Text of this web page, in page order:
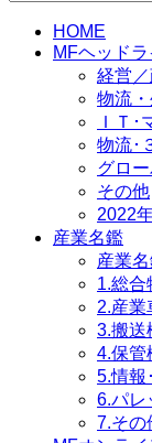
HOME
MFヘッド
経営
物流
ＩＴ･
物流･
グロ
その他
2022
産業名鑑
産業
1.総合
2.産業
3.搬送
4.保管
5.情報
6.パレ
7.その